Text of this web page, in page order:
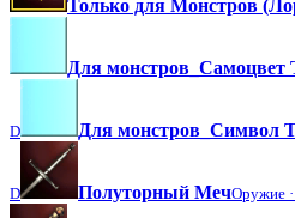
Только для Монстров
Для монстров_Самоцвет
D Для монстров_Символ
D Полуторный МечОружие ·